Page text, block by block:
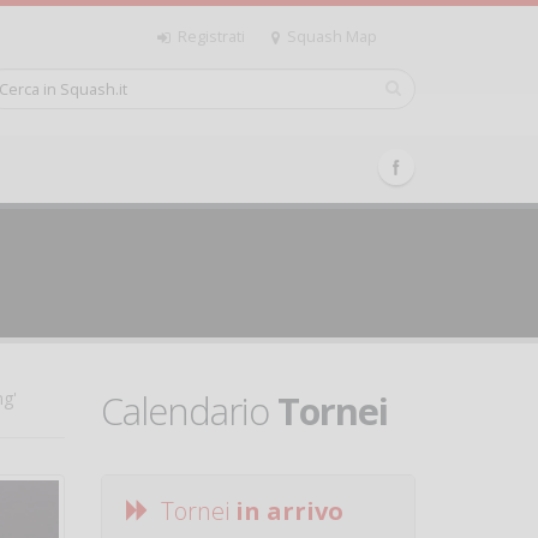
Registrati Squash Map
CalendarioTornei
Tornei in arrivo